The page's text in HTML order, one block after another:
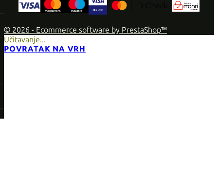
© 2026 - Ecommerce software by PrestaShop™
Učitavanje...
POVRATAK NA VRH